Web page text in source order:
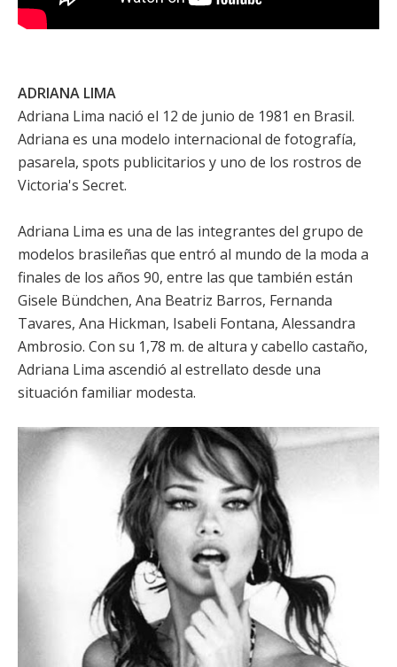
ADRIANA LIMA
Adriana Lima nació el 12 de junio de 1981 en Brasil.
Adriana es una modelo internacional de fotografía,
pasarela, spots publicitarios y uno de los rostros de
Victoria's Secret.
Adriana Lima es una de las integrantes del grupo de
modelos brasileñas que entró al mundo de la moda a
finales de los años 90, entre las que también están
Gisele Bündchen, Ana Beatriz Barros, Fernanda
Tavares, Ana Hickman, Isabeli Fontana, Alessandra
Ambrosio. Con su 1,78 m. de altura y cabello castaño,
Adriana Lima ascendió al estrellato desde una
situación familiar modesta.